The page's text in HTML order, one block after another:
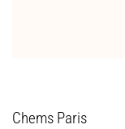
Chems Paris